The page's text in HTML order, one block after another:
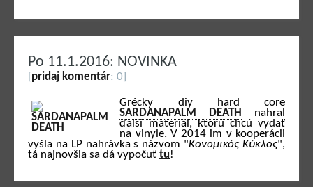
Po 11.1.2016: NOVINKA
pridaj komentár: 0]
Grécky diy hard core
SARDANAPALM DEATH
nahral
ďalší materiál, ktorú chcú vydať
na vinyle. V 2014 im v kooperácii
vyšla na LP nahrávka s názvom "Κονομικός Κύκλος",
tá najnovšia sa dá vypočuť tu!